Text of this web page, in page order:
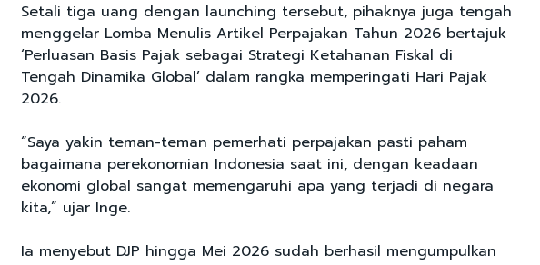
Setali tiga uang dengan launching tersebut, pihaknya juga tengah
menggelar Lomba Menulis Artikel Perpajakan Tahun 2026 bertajuk
‘Perluasan Basis Pajak sebagai Strategi Ketahanan Fiskal di
Tengah Dinamika Global’ dalam rangka memperingati Hari Pajak
2026.
“Saya yakin teman-teman pemerhati perpajakan pasti paham
bagaimana perekonomian Indonesia saat ini, dengan keadaan
ekonomi global sangat memengaruhi apa yang terjadi di negara
kita,” ujar Inge.
Ia menyebut DJP hingga Mei 2026 sudah berhasil mengumpulkan